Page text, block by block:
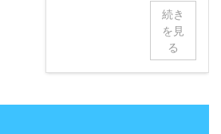
続き
を見
る